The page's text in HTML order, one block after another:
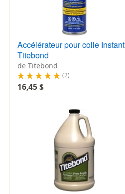
Accélérateur pour colle Instant
Titebond
de Titebond
(2)
16,45 $